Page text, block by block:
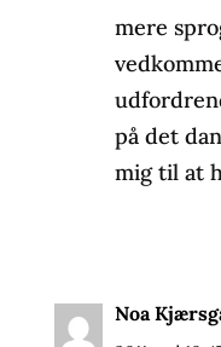
mere
på det
mig til at
Noa